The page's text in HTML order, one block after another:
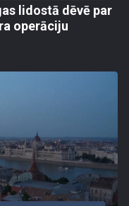
lidostā dēvē par
operāciju